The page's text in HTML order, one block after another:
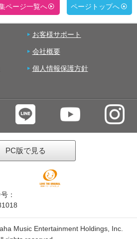
ページ一覧へ ページトップへ
お客様サポート
会社概要
個人情報保護方針
PC版で見る
：
Music Entertainment Holdings, Inc.